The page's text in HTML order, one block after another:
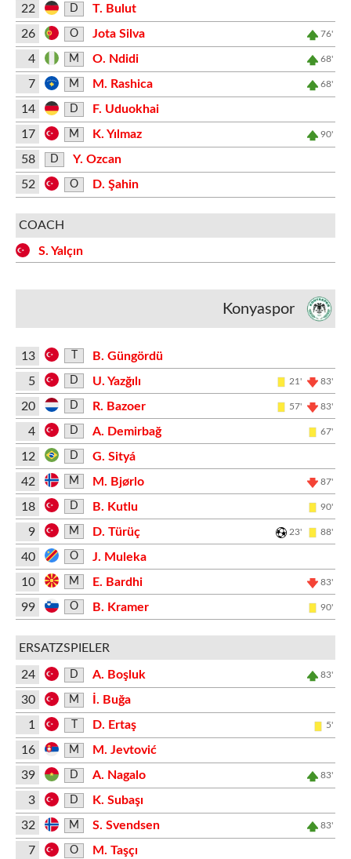
22
D
T. Bulut
26
O Jota Silva 76'
4 M O. Ndidi 68'
7 M M. Rashica 68'
14 D
F. Uduokhai
17
M K. Yılmaz 90'
58 D
Y. Ozcan
52
O D. Şahin
COACH
S. Yalçın
Konyaspor
13
B. Güngördü
5
D U. Yazğılı 21' 83'
20 D R. Bazoer 57' 83'
4 D A. Demirbağ 67'
12 D
G. Sityá
42
M M. Bjørlo 87'
18 D B. Kutlu 90'
9 M D. Türüç 23' 88'
40 O
J. Muleka
10
M E. Bardhi 83'
99 O B. Kramer 90'
ERSATZSPIELER
24 D A. Boşluk 83'
30 M
İ. Buğa
1
D. Ertaş 5'
16 M
M. Jevtović
39
D A. Nagalo 83'
3 D
K. Subaşı
32
M S. Svendsen 83'
7 O M. Taşçı